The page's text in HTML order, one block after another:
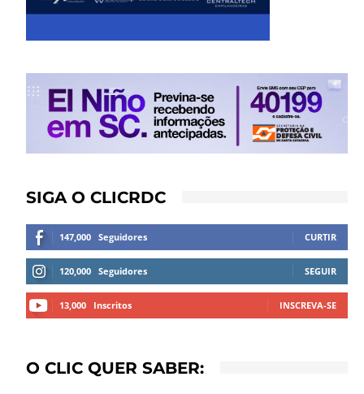
SIGA O CLICRDC
147,000 Seguidores CURTIR
120,000 Seguidores SEGUIR
13,000 Inscritos INSCREVA-SE
O CLIC QUER SABER: